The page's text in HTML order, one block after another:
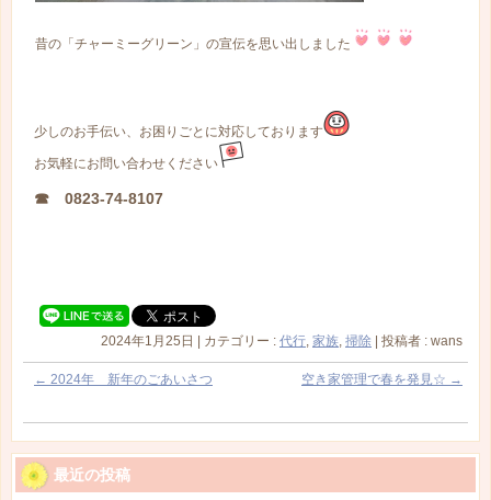
昔の「チャーミーグリーン」の宣伝を思い出しました
少しのお手伝い、お困りごとに対応しております
お気軽にお問い合わせください
☎ 0823-74-8107
2024年1月25日 カテゴリー : 代行, 家族, 掃除 投稿者 : wans
← 2024年 新年のごあいさつ 空き家管理で春を発見☆ →
最近の投稿